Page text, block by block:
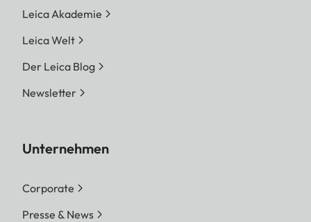
Leica Akademie
Leica Welt
Der Leica Blog
Newsletter
Unternehmen
Corporate
Presse & News